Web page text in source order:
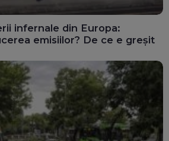
infernale din Europa:
emisiilor? De ce e greșit